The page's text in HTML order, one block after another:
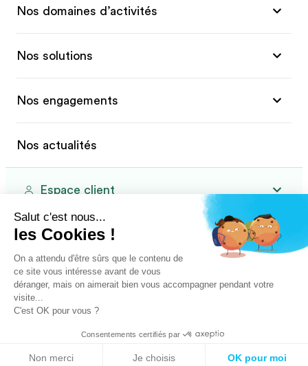
Nos domaines d’activités
Nos solutions
Nos engagements
Nos actualités
Espace client
Primeo Energie pour les particuliers
Salut c'est nous...
les Cookies !
On a attendu d'être sûrs que le contenu de
ce site vous intéresse avant de vous
déranger, mais on aimerait bien vous accompagner pendant votre
visite...
C'est OK pour vous ?
Consentements certifiés par
Non merci Je choisis OK pour moi